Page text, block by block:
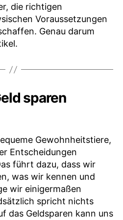
die richtigen
Voraussetzungen
Genau darum
sparen
Gewohnheitstiere,
Entscheidungen
führt dazu, dass wir
was wir kennen und
wir einigermaßen
spricht nichts
das Geldsparen kann uns